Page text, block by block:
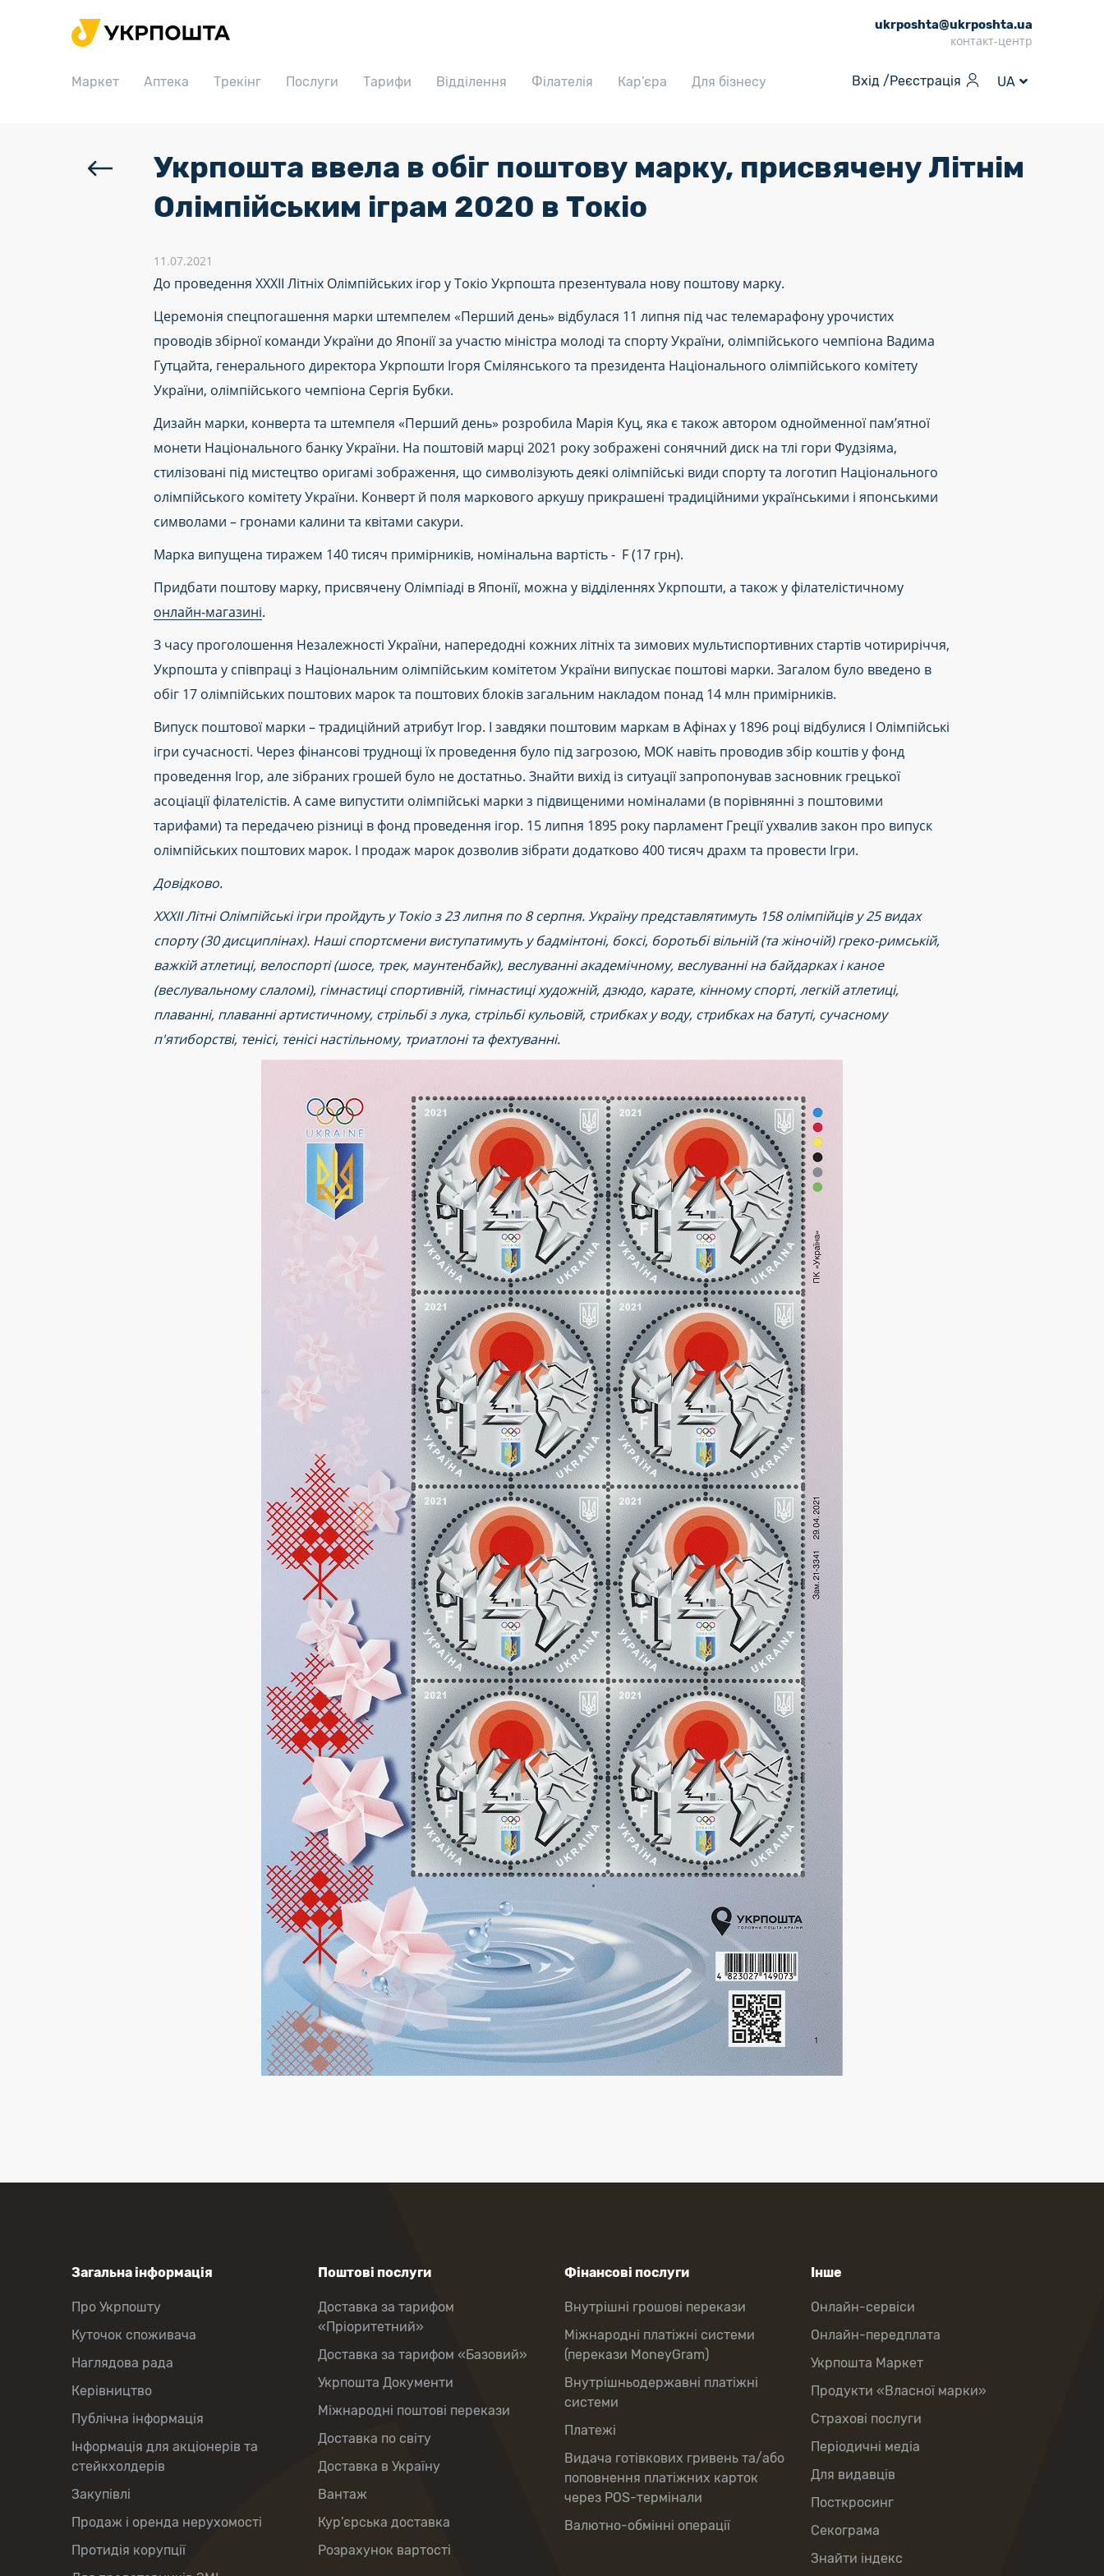
ukrposhta@ukrposhta.ua
контакт-центр
Маркет Аптека Трекінг Послуги Тарифи Відділення Філателія Кар’єра Для бізнесу Вхід /Реєстрація UA
Головна
Аптека
Укрпошта ввела в обіг поштову марку, присвячену Літнім
Олімпійським іграм 2020 в Токіо
11.07.2021
До проведення ХХХІІ Літніх Олімпійських ігор у Токіо Укрпошта презентувала нову поштову марку.
Церемонія спецпогашення марки штемпелем «Перший день» відбулася 11 липня під час телемарафону урочистих
проводів збірної команди України до Японії за участю міністра молоді та спорту України, олімпійського чемпіона Вадима
Гутцайта, генерального директора Укрпошти Ігоря Смілянського та президента Національного олімпійського комітету
України, олімпійського чемпіона Сергія Бубки.
Дизайн марки, конверта та штемпеля «Перший день» розробила Марія Куц, яка є також автором однойменної пам’ятної
монети Національного банку України. На поштовій марці 2021 року зображені сонячний диск на тлі гори Фудзіяма,
стилізовані під мистецтво оригамі зображення, що символізують деякі олімпійські види спорту та логотип Національного
олімпійського комітету України. Конверт й поля маркового аркушу прикрашені традиційними українськими і японськими
символами – гронами калини та квітами сакури.
Марка випущена тиражем 140 тисяч примірників, номінальна вартість - F (17 грн).
Придбати поштову марку, присвячену Олімпіаді в Японії, можна у відділеннях Укрпошти, а також у філателістичному
онлайн-магазині.
З часу проголошення Незалежності України, напередодні кожних літніх та зимових мультиспортивних стартів чотириріччя,
Укрпошта у співпраці з Національним олімпійським комітетом України випускає поштові марки. Загалом було введено в
обіг 17 олімпійських поштових марок та поштових блоків загальним накладом понад 14 млн примірників.
Випуск поштової марки – традиційний атрибут Ігор. І завдяки поштовим маркам в Афінах у 1896 році відбулися I Олімпійські
ігри сучасності. Через фінансові труднощі їх проведення було під загрозою, МОК навіть проводив збір коштів у фонд
проведення Ігор, але зібраних грошей було не достатньо. Знайти вихід із ситуації запропонував засновник грецької
асоціації філателістів. А саме випустити олімпійські марки з підвищеними номіналами (в порівнянні з поштовими
тарифами) та передачею різниці в фонд проведення ігор. 15 липня 1895 року парламент Греції ухвалив закон про випуск
олімпійських поштових марок. І продаж марок дозволив зібрати додатково 400 тисяч драхм та провести Ігри.
Довідково.
XXХII Літні Олімпійські ігри пройдуть у Токіо з 23 липня по 8 серпня. Україну представлятимуть 158 олімпійців у 25 видах
спорту (30 дисциплінах). Наші спортсмени виступатимуть у бадмінтоні, боксі, боротьбі вільній (та жіночій) греко-римській,
важкій атлетиці, велоспорті (шосе, трек, маунтенбайк), веслуванні академічному, веслуванні на байдарках і каное
(веслувальному слаломі), гімнастиці спортивній, гімнастиці художній, дзюдо, карате, кінному спорті, легкій атлетиці,
плаванні, плаванні артистичному, стрільбі з лука, стрільбі кульовій, стрибках у воду, стрибках на батуті, сучасному
п'ятиборстві, тенісі, тенісі настільному, триатлоні та фехтуванні.
Загальна інформація
Про Укрпошту
Куточок споживача
Наглядова рада
Керівництво
Публічна інформація
Інформація для акціонерів та
стейкхолдерів
Закупівлі
Продаж і оренда нерухомості
Протидія корупції
Поштові послуги
Доставка за тарифом
«Пріоритетний»
Доставка за тарифом «Базовий»
Укрпошта Документи
Міжнародні поштові перекази
Доставка по світу
Доставка в Україну
Вантаж
Кур’єрська доставка
Розрахунок вартості
Фінансові послуги
Внутрішні грошові перекази
Міжнародні платіжні системи
(перекази MoneyGram)
Внутрішньодержавні платіжні
системи
Платежі
Видача готівкових гривень та/або
поповнення платіжних карток
через POS-термінали
Валютно-обмінні операції
Інше
Онлайн-сервіси
Онлайн-передплата
Укрпошта Маркет
Продукти «Власної марки»
Страхові послуги
Періодичні медіа
Для видавців
Посткросинг
Секограма
Знайти індекс